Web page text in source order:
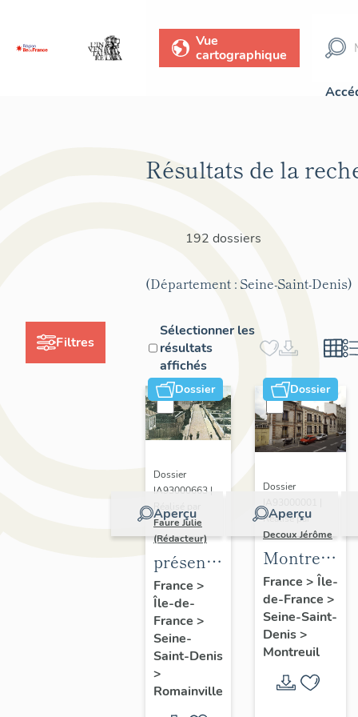
Vue
cartographique
Filtres
Résultats de la
192 dossiers
(Département : Seine-Saint-Denis)
Sélectionner les
résultats
affichés
Dossier
Aperçu
Dossier
IA93000663 |
Réalisé par
Faure Julie
(Rédacteur)
présentation
de
l'inventaire
de la
commune
de
Romainville
France >
Île-de-
France >
Seine-
Saint-Denis
>
Romainville
Dossier
Aperçu
Dossier
Réalisé par
Decoux Jérôme
Montreuil
-
Patrimoine
industriel
-
générale
France > Île-
de-France >
Seine-Saint-
Denis>
Montreuil